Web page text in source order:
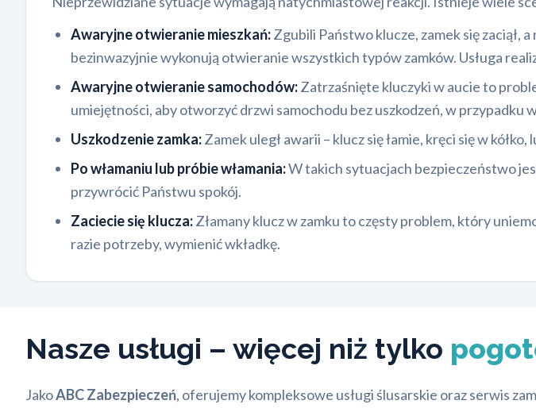
Awaryjne otwieranie mieszkań:Zgubili Państwo klucze, zamek się zaciął,
bezinwazyjnie wykonują otwieranie wszystkich typów zamków. Usługa
Awaryjne otwieranie samochodów:Zatrzaśnięte kluczyki w aucie to
umiejętności, aby otworzyć drzwi samochodu bez uszkodzeń, w przypadku
Uszkodzenie zamka:Zamek uległ awarii – klucz się łamie, kręci się w
Po włamaniu lub próbie włamania:W takich sytuacjach bezpieczeństwo
przywrócić Państwu spokój.
Zaciecie się klucza:Złamany klucz w zamku to częsty problem, który
razie potrzeby, wymienić wkładkę.
Nasze usługi – więcej niż tylko
JakoABC Zabezpieczeń, oferujemy kompleksowe usługi ślusarskie oraz serwis